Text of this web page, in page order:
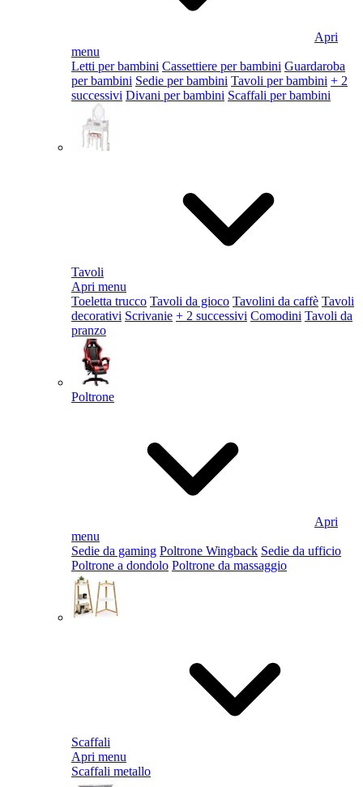
Apri
menu
Letti per bambini Cassettiere per bambini Guardaroba
per bambini Sedie per bambini Tavoli per bambini + 2
successivi Divani per bambini Scaffali per bambini
Tavoli
Apri menu
Toeletta trucco Tavoli da gioco Tavolini da caffè Tavoli
decorativi Scrivanie + 2 successivi Comodini Tavoli da
pranzo
Poltrone
Apri
menu
Sedie da gaming Poltrone Wingback Sedie da ufficio
Poltrone a dondolo Poltrone da massaggio
Scaffali
Apri menu
Scaffali metallo